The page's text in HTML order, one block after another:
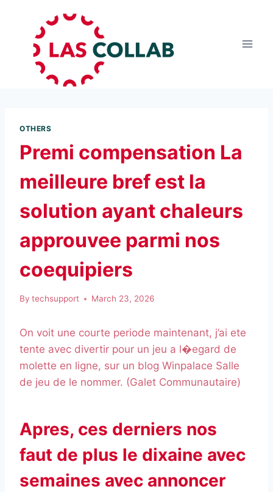
OTHERS
Premi compensation La
meilleure bref est la
solution ayant chaleurs
approuvee parmi nos
coequipiers
By techsupport March 23, 2026
On voit une courte periode maintenant, j’ai ete
tente avec divertir pour un jeu a l�egard de
molette en ligne, sur un blog Winpalace Salle
de jeu de le nommer. (Galet Communautaire)
Apres, ces derniers nos
faut de plus le dixaine avec
semaines avec annoncer